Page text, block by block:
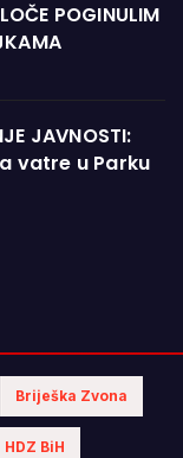
POGINULIM
JAVNOSTI:
vatre u Parku
Briješka Zvona
HDZ BiH